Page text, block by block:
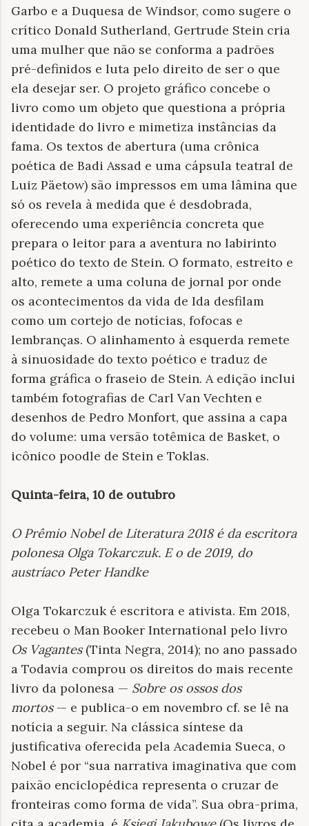
Garbo e a Duquesa de Windsor, como sugere o
crítico Donald Sutherland, Gertrude Stein cria
uma mulher que não se conforma a padrões
pré-definidos e luta pelo direito de ser o que
ela desejar ser. O projeto gráfico concebe o
livro como um objeto que questiona a própria
identidade do livro e mimetiza instâncias da
fama. Os textos de abertura (uma crônica
poética de Badi Assad e uma cápsula teatral de
Luiz Päetow) são impressos em uma lâmina que
só os revela à medida que é desdobrada,
oferecendo uma experiência concreta que
prepara o leitor para a aventura no labirinto
poético do texto de Stein. O formato, estreito e
alto, remete a uma coluna de jornal por onde
os acontecimentos da vida de Ida desfilam
como um cortejo de notícias, fofocas e
lembranças. O alinhamento à esquerda remete
à sinuosidade do texto poético e traduz de
forma gráfica o fraseio de Stein. A edição inclui
também fotografias de Carl Van Vechten e
desenhos de Pedro Monfort, que assina a capa
do volume: uma versão totêmica de Basket, o
icônico poodle de Stein e Toklas.
Quinta-feira, 10 de outubro
O Prêmio Nobel de Literatura 2018 é da escritora
polonesa Olga Tokarczuk. E o de 2019, do
austríaco Peter Handke
Olga Tokarczuk é escritora e ativista. Em 2018,
recebeu o Man Booker International pelo livro
Os Vagantes(Tinta Negra, 2014); no ano passado
a Todavia comprou os direitos do mais recente
livro da polonesa — Sobre os ossos dos
mortos— e publica-o em novembro cf. se lê na
notícia a seguir. Na clássica síntese da
justificativa oferecida pela Academia Sueca, o
Nobel é por “sua narrativa imaginativa que com
paixão enciclopédica representa o cruzar de
fronteiras como forma de vida”. Sua obra-prima,